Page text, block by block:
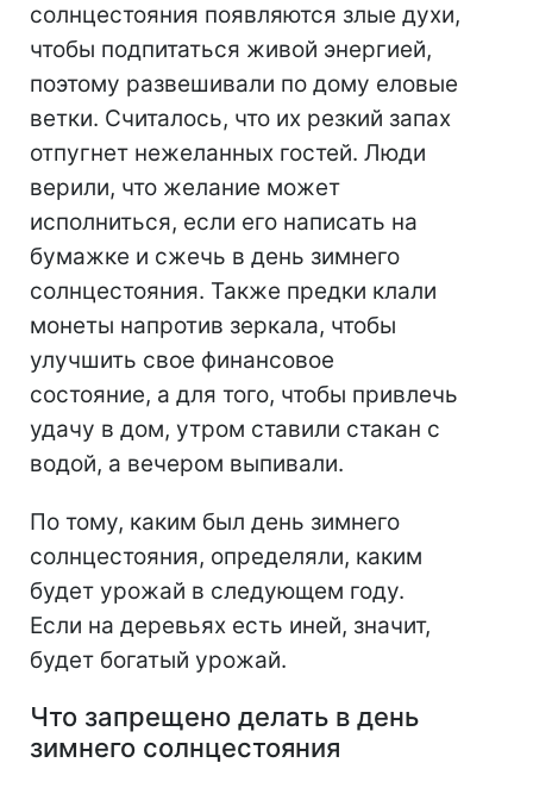
солнцестояния появляются злые духи,
чтобы подпитаться живой энергией,
поэтому развешивали по дому еловые
ветки. Считалось, что их резкий запах
отпугнет нежеланных гостей. Люди
верили, что желание может
исполниться, если его написать на
бумажке и сжечь в день зимнего
солнцестояния. Также предки клали
монеты напротив зеркала, чтобы
улучшить свое финансовое
состояние, а для того, чтобы привлечь
удачу в дом, утром ставили стакан с
водой, а вечером выпивали.
По тому, каким был день зимнего
солнцестояния, определяли, каким
будет урожай в следующем году.
Если на деревьях есть иней, значит,
будет богатый урожай.
Что запрещено делать в день
зимнего солнцестояния